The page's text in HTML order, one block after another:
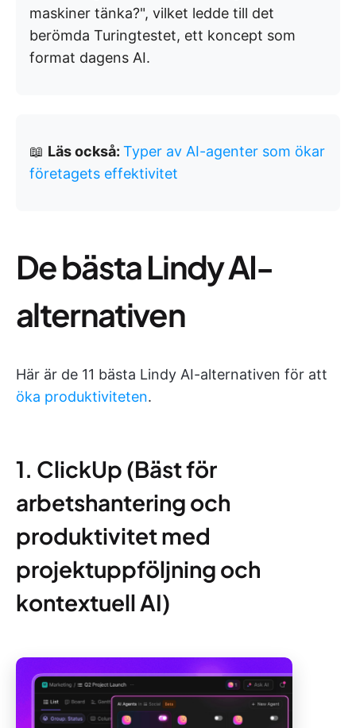
maskiner tänka?", vilket ledde till det
berömda Turingtestet, ett koncept som
format dagens AI.
📖 Läs också: Typer av AI-agenter som ökar
företagets effektivitet
De bästa Lindy AI-
alternativen
Här är de 11 bästa Lindy AI-alternativen för att
öka produktiviteten.
1. ClickUp (Bäst för
arbetshantering och
produktivitet med
projektuppföljning och
kontextuell AI)